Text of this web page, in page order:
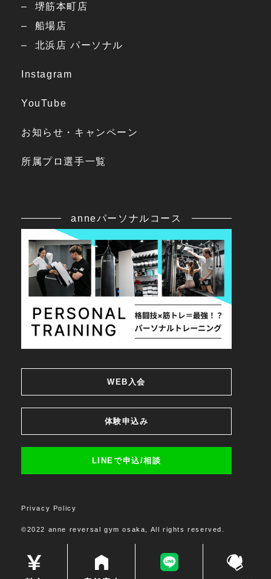
堺筋本町店
船場店
北浜店 パーソナル
Instagram
YouTube
お知らせ・キャンペーン
所属プロ選手一覧
anneパーソナルコース
WEB入会
体験申込み
LINEで申込/相談
Privacy Policy
©2022 anne reversal gym osaka, All rights reserved.